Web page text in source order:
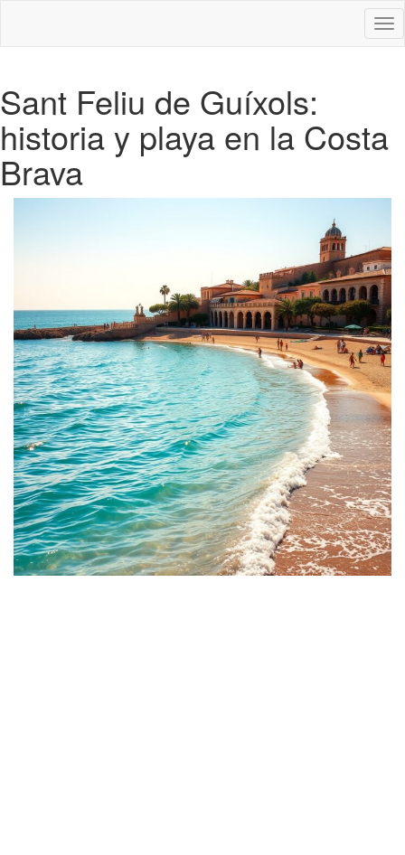
Sant Feliu de Guíxols:
historia y playa en la Costa
Brava